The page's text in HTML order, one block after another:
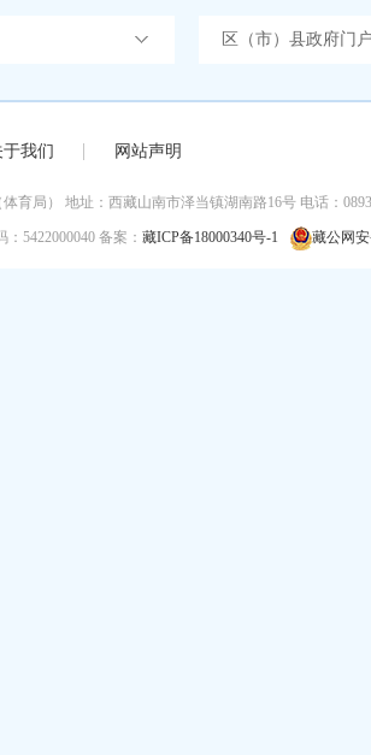
区（市）县政府门
于我们 网站声明
育局） 地址：西藏山南市泽当镇湖南路16号 电话：
：5422000040 备案： 藏ICP备18000340号-1 藏公网安